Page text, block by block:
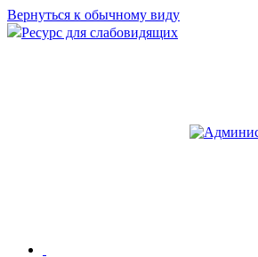
Вернуться к обычному виду
Ресурс для слабовидящих